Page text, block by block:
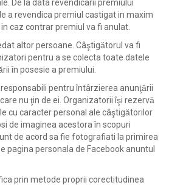
De la data revendicarii premiului
a revendica premiul castigat in maxim
caz contrar premiul va fi anulat.
altor persoane. Câştigătorul va fi
pentru a se colecta toate datele
în posesie a premiului.
pentru întârzierea anunţării
nu ţin de ei. Organizatorii îşi rezervă
cu caracter personal ale câştigătorilor
de imaginea acestora în scopuri
de acord sa fie fotografiati la primirea
pagina personala de Facebook anuntul
prin metode proprii corectitudinea